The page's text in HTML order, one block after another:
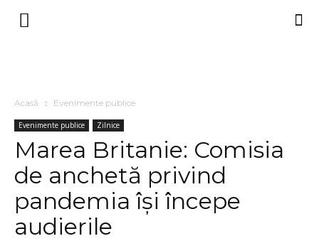
Acasă Evenimente publice
Evenimente publice Zilnice
Marea Britanie: Comisia
de anchetă privind
pandemia îşi începe
audierile